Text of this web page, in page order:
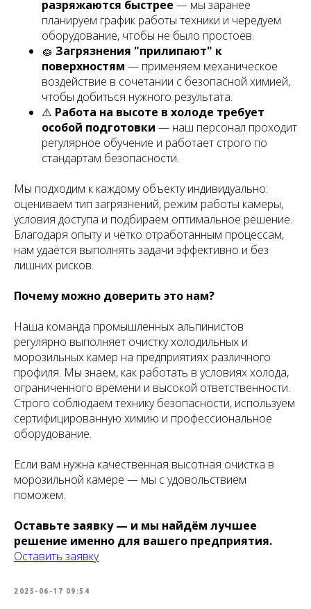
разряжаются быстрее — мы заранее
планируем график работы техники и чередуем
оборудование, чтобы не было простоев.
🧽 Загрязнения "прилипают" к
поверхностям — применяем механическое
воздействие в сочетании с безопасной химией,
чтобы добиться нужного результата.
⚠️ Работа на высоте в холоде требует
особой подготовки — наш персонал проходит
регулярное обучение и работает строго по
стандартам безопасности.
Мы подходим к каждому объекту индивидуально:
оцениваем тип загрязнений, режим работы камеры,
условия доступа и подбираем оптимальное решение.
Благодаря опыту и чётко отработанным процессам,
нам удаётся выполнять задачи эффективно и без
лишних рисков.
Почему можно доверить это нам?
Наша команда промышленных альпинистов
регулярно выполняет очистку холодильных и
морозильных камер на предприятиях различного
профиля. Мы знаем, как работать в условиях холода,
ограниченного времени и высокой ответственности.
Строго соблюдаем технику безопасности, используем
сертифицированную химию и профессиональное
оборудование.
Если вам нужна качественная высотная очистка в
морозильной камере — мы с удовольствием
поможем.
Оставьте заявку — и мы найдём лучшее
решение именно для вашего предприятия.
Оставить заявку
2025-06-17 09:54